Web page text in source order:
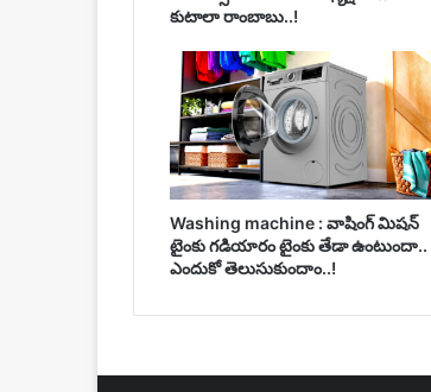
కుటాలా రాంబాబు..!
Washing machine : వాషింగ్ మిషన్
టైంకు గడియారం టైంకు తేడా ఉంటుందా..
ఎందుకో తెలుసుకుందాం..!